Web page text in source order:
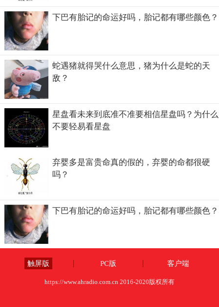
下巴有胎记的命运好吗，胎记都有哪些颜色？
蛇遇猪就得哭什么意思，猪为什么是蛇的天
敌？
星盘看未来到底准不准要相信星盘吗？为什么
不要轻易看星盘
弃婴多是富贵命真的假的，弃婴的命都很硬
吗？
下巴有胎记的命运好吗，胎记都有哪些颜色？
触屏版 PC版 客户端
https://www.ahradio.com.cn 2016-2020版权所有